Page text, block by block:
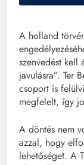
A holland
szenvedést kell
javulásra”. Ter
csoport is
megfelelt, így
A döntés nem
azzal, hogy
lehetőséget. A